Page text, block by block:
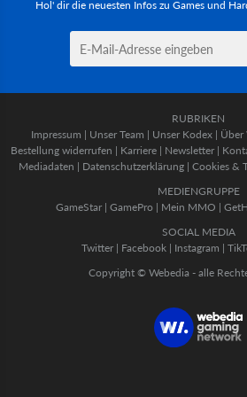
Hol' dir die neuesten Infos zu Games und
RUBRIKEN
Impressum | Unser Team | Unser Kodex | Über
Bestellung widerrufen | Karriere | Newsletter |
Mediadaten | Datenschutzerklärung | Cookies &
MEDIENGRUPPE
GameStar| GamePro | Mein MMO |
SOCIAL MEDIA
Twitter | Facebook | Instagram |
Copyright © Webedia - alle